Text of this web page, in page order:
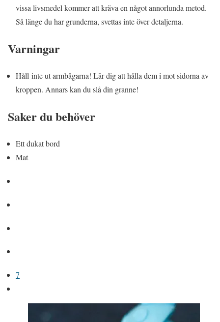
vissa livsmedel kommer att kräva en något annorlunda metod.
Så länge du har grunderna, svettas inte över detaljerna.
Varningar
Håll inte ut armbågarna! Lär dig att hålla dem i mot sidorna av
kroppen. Annars kan du slå din granne!
Saker du behöver
Ett dukat bord
Mat
7